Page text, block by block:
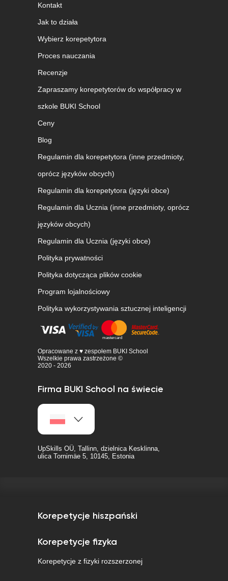
Kontakt
Jak to działa
Wybierz korepetytora
Proces nauczania
Recenzje
Zapraszamy korepetytorów do współpracy w
szkole BUKI School
Ceny
Blog
Regulamin dla korepetytora (inne przedmioty,
oprócz języków obcych)
Regulamin dla korepetytora (języki obce)
Regulamin dla Ucznia (inne przedmioty, oprócz
języków obcych)
Regulamin dla Ucznia (języki obce)
Polityka prywatności
Polityka dotycząca plików cookie
Program lojalnościowy
Polityka wykorzystywania sztucznej inteligencji
Opracowane z ♥ zespołem BUKI School
Wszelkie prawa zastrzeżone ©
2020 - 2026
Firma BUKI School na świecie
UpSkills OÜ, Tallinn, dzielnica Kesklinna,
ulica Tornimäe 5, 10145, Estonia
Korepetycje hiszpański
Korepetycje fizyka
Korepetycje z fizyki rozszerzonej